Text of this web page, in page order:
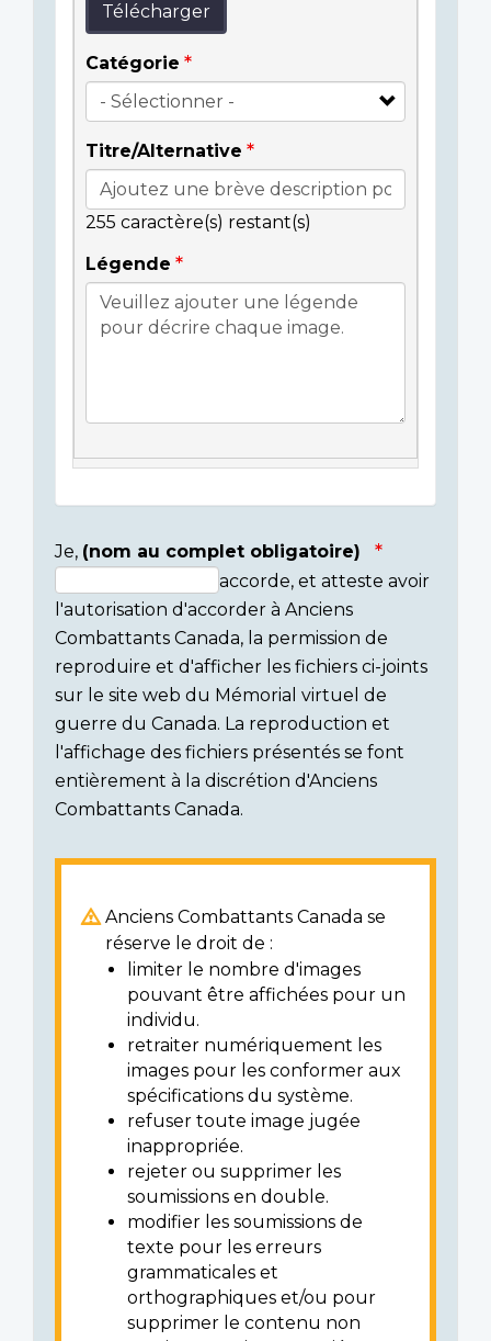
Télécharger
Catégorie
Titre/Alternative
255 caractère(s) restant(s)
Légende
Consent
section
Je, (nom au complet obligatoire)
accorde, et atteste avoir
l'autorisation d'accorder à Anciens
Combattants Canada, la permission de
reproduire et d'afficher les fichiers ci-joints
sur le site web du Mémorial virtuel de
guerre du Canada. La reproduction et
l'affichage des fichiers présentés se font
entièrement à la discrétion d'Anciens
Combattants Canada.
Anciens Combattants Canada se
réserve le droit de :
limiter le nombre d'images
pouvant être affichées pour un
individu.
retraiter numériquement les
images pour les conformer aux
spécifications du système.
refuser toute image jugée
inappropriée.
rejeter ou supprimer les
soumissions en double.
modifier les soumissions de
texte pour les erreurs
grammaticales et
orthographiques et/ou pour
supprimer le contenu non